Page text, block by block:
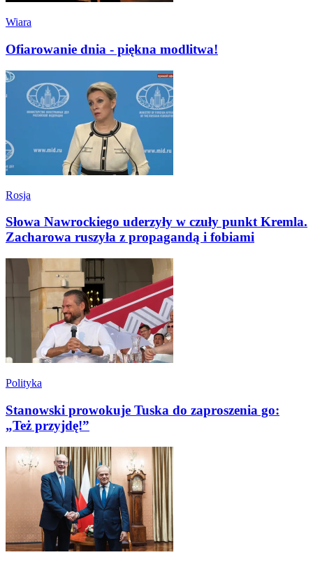
Wiara
Ofiarowanie dnia - piękna modlitwa!
Rosja
Słowa Nawrockiego uderzyły w czuły punkt Kremla.
Zacharowa ruszyła z propagandą i fobiami
Polityka
Stanowski prowokuje Tuska do zaproszenia go:
„Też przyjdę!”